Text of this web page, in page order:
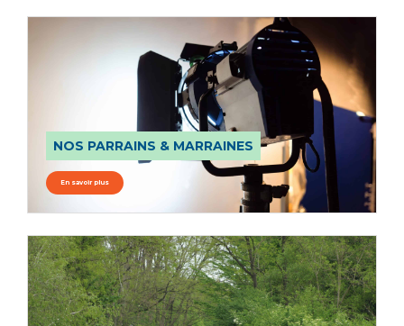
NOS PARRAINS & MARRAINES
En savoir plus